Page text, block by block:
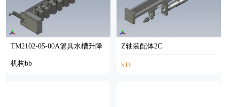
TM2102-05-00A篮具水槽升降
机构bb
Z轴装配体2C
STP